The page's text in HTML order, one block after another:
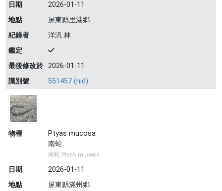
日期
2026-01-11
地點
屏東縣里港鄉
紀錄者
洋汎 林
鑑定
最後修改於 2026-01-11
識別號
551457 (nid)
物種
Ptyas mucosa
南蛇
南蛇 Ptyas mucosa
日期
2026-01-11
地點
屏東縣滿州鄉